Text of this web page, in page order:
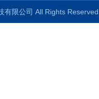
有限公司 All Rights